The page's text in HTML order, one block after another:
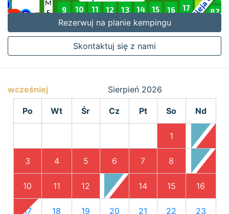
Rezerwuj na planie kempingu
Skontaktuj się z nami
wcześniej Sierpień 2026
Po Wt Śr Cz Pt So Nd
1 2
3 4 5 6 7 8 9
10 11 12 13 14 15 16
17 18 19 20 21 22 23